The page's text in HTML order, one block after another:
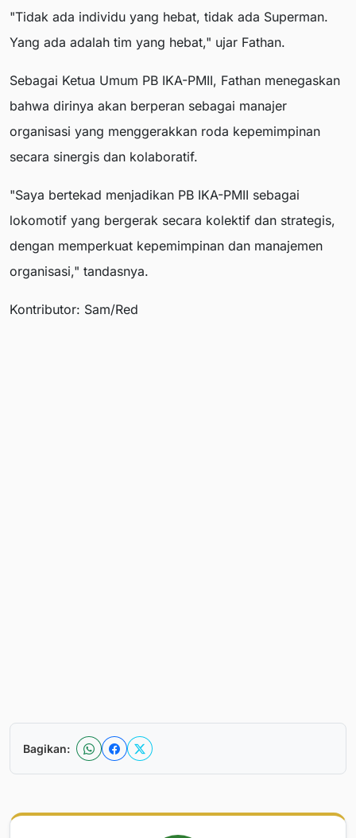
"Tidak ada individu yang hebat, tidak ada Superman.
Yang ada adalah tim yang hebat," ujar Fathan.
Sebagai Ketua Umum PB IKA-PMII, Fathan menegaskan
bahwa dirinya akan berperan sebagai manajer
organisasi yang menggerakkan roda kepemimpinan
secara sinergis dan kolaboratif.
"Saya bertekad menjadikan PB IKA-PMII sebagai
lokomotif yang bergerak secara kolektif dan strategis,
dengan memperkuat kepemimpinan dan manajemen
organisasi," tandasnya.
Kontributor: Sam/Red
Bagikan: